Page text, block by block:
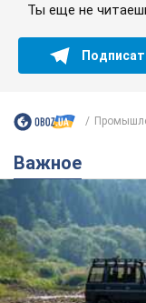
Ты еще не
Важное